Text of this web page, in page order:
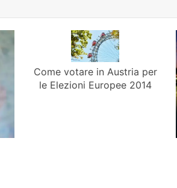
Come votare in Austria per
le Elezioni Europee 2014